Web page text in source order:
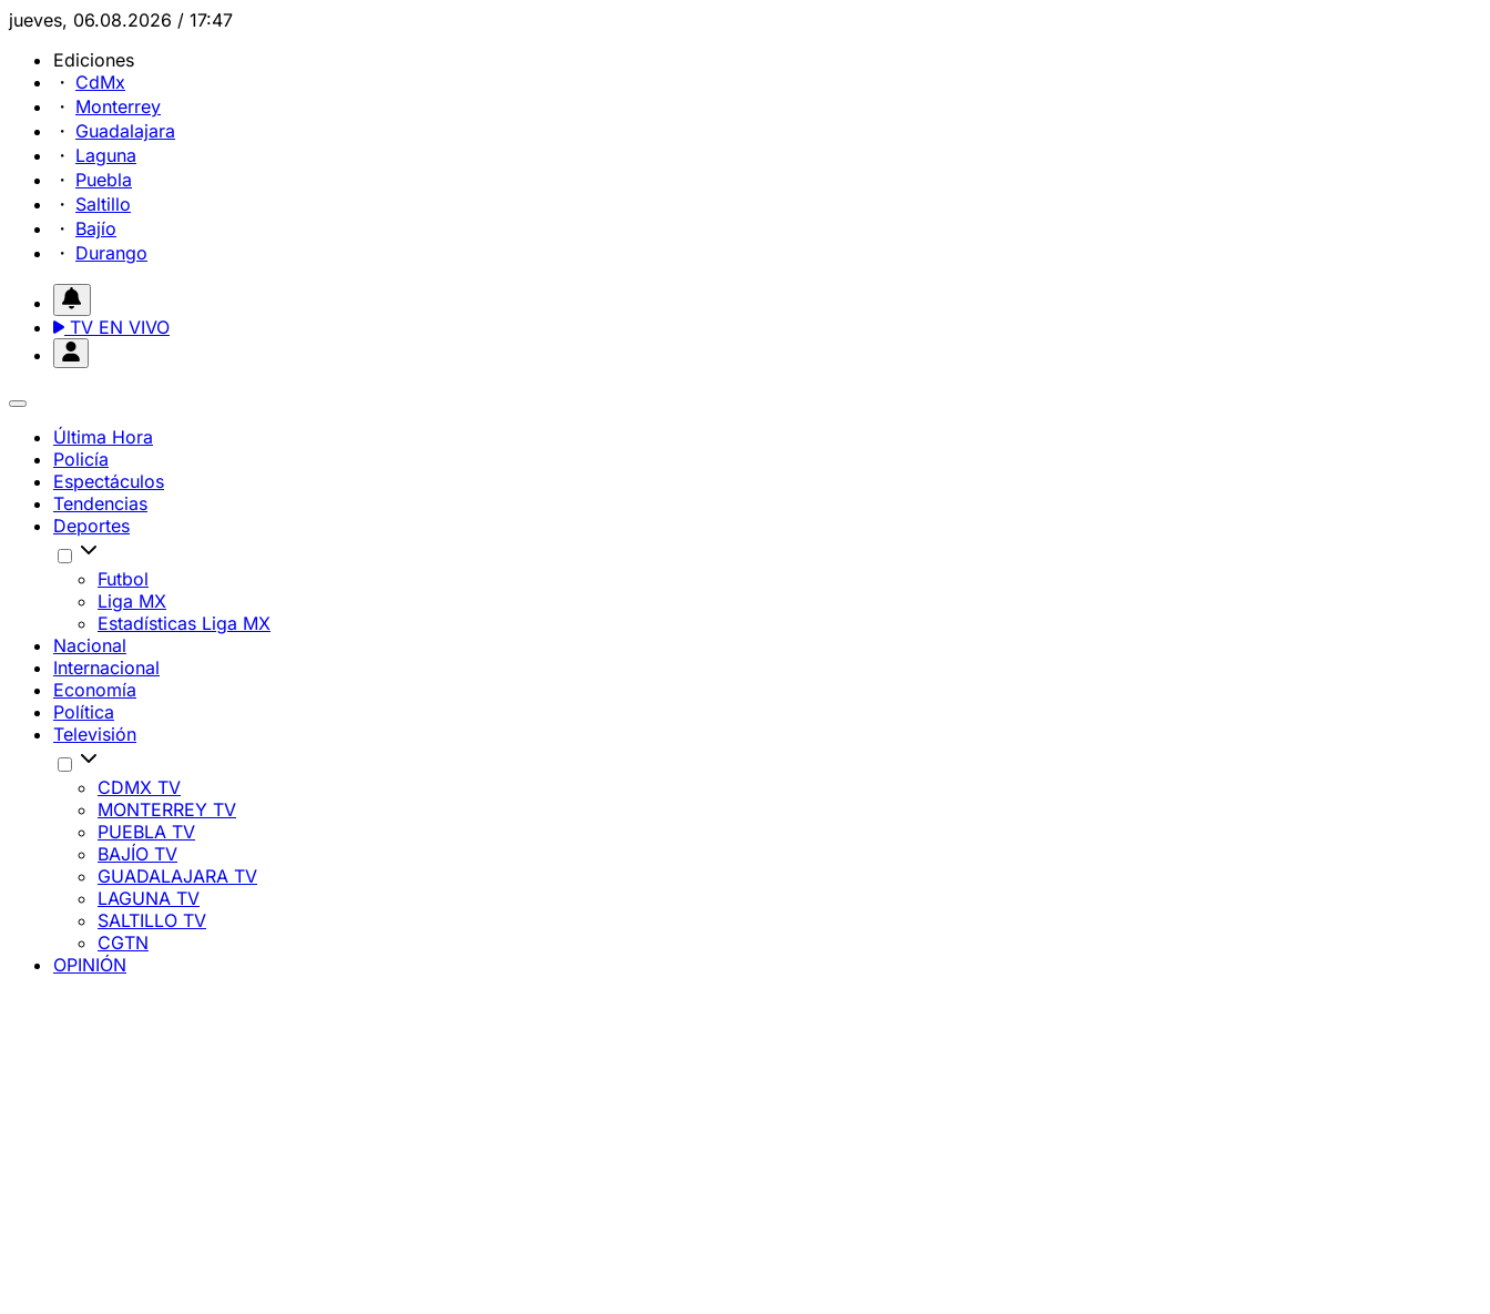
jueves, 06.08.2026 / 17:47
Ediciones
CdMx
Monterrey
Guadalajara
Laguna
Puebla
Saltillo
Bajío
Durango
TV EN VIVO
Última Hora
Policía
Espectáculos
Tendencias
Deportes
Futbol
Liga MX
Estadísticas Liga MX
Nacional
Internacional
Economía
Política
Televisión
CDMX TV
MONTERREY TV
PUEBLA TV
BAJÍO TV
GUADALAJARA TV
LAGUNA TV
SALTILLO TV
CGTN
OPINIÓN